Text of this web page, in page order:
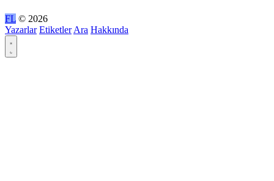
FL © 2026
Yazarlar Etiketler Ara Hakkında